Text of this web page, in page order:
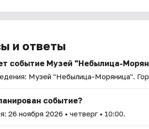
и ответы
событие Музей "Небылица-
Музей "Небылица-Моряница".
событие?
26 ноября 2026 • четверг • 10:00.